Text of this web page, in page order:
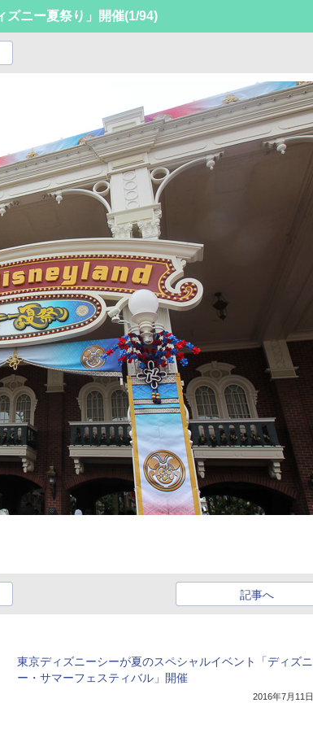
ズニー夏祭り」開催(1/94)
記事へ
東京ディズニーシーが夏のスペシャルイベント「ディズニ
ー・サマーフェスティバル」開催
2016年7月11日